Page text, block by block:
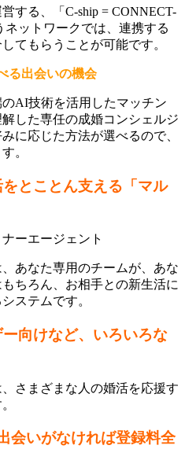
する、「C-ship = CONNECT-
ネットワークでは、連携する
てもらうことが可能です。
る出会いの機会
AI技術を活用したマッチン
した専任の成婚コンシェルジ
に応じた方法が選べるので、
。
とことん支える「マル
あなた専用のチームが、あな
ちろん、お相手との新生活に
ステムです。
向けなど、いろいろな
さまざまな人の婚活を応援す
会いがなければ登録料全